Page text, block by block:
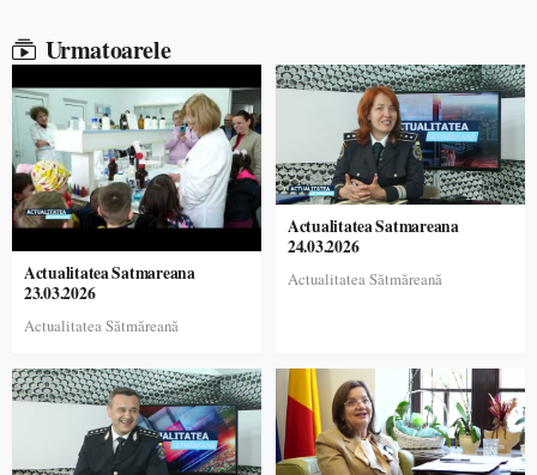
Urmatoarele
Actualitatea Satmareana
23.03.2026
Actualitatea Sătmăreană
Actualitatea Satmareana
24.03.2026
Actualitatea Sătmăreană